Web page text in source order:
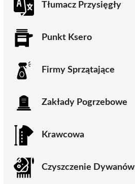
Tłumacz Przysięgły
Punkt Ksero
Firmy Sprzątające
Zakłady Pogrzebowe
Krawcowa
Czyszczenie Dywanów